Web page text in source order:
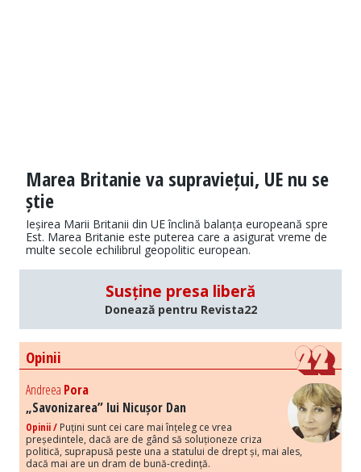
Marea Britanie va supraviețui, UE nu se
știe
Ieșirea Marii Britanii din UE înclină balanța europeană spre
Est. Marea Britanie este puterea care a asigurat vreme de
multe secole echilibrul geopolitic european.
Susține presa liberă
Donează pentru Revista22
Opinii
Andreea Pora
„Savonizarea” lui Nicușor Dan
Opinii / Puțini sunt cei care mai înțeleg ce vrea
președintele, dacă are de gând să soluționeze criza
politică, suprapusă peste una a statului de drept și, mai ales,
dacă mai are un dram de bună-credință.